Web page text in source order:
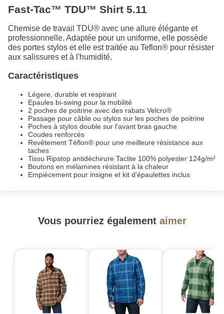
Fast-Tac™ TDU™ Shirt 5.11
Chemise de travail TDU® avec une allure élégante et
professionnelle. Adaptée pour un uniforme, elle possède
des portes stylos et elle est traitée au Teflon® pour résister
aux salissures et à l'humidité.
Caractéristiques
Légere, durable et respirant
Epaules bi-swing pour la mobilité
2 poches de poitrine avec des rabats Velcro®
Passage pour câble ou stylos sur les poches de poitrine
Poches à stylos double sur l'avant bras gauche
Coudes renforcés
Revêtement Téflon® pour une meilleure résistance aux
taches
Tissu Ripstop antidéchirure Taclite 100% polyester 124g/m²
Boutons en mélamines résistant à la chaleur
Empiècement pour insigne et kit d'épaulettes inclus
Vous pourriez également aimer